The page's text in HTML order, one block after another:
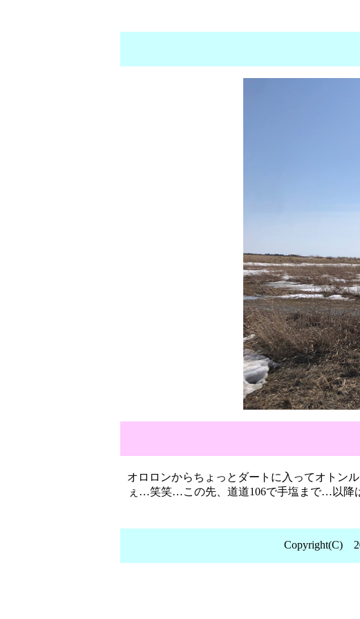
オロロンからちょっとダートに入ってオトン
ぇ…笑笑…この先、道道106で手塩まで…以降
Copyright(C)